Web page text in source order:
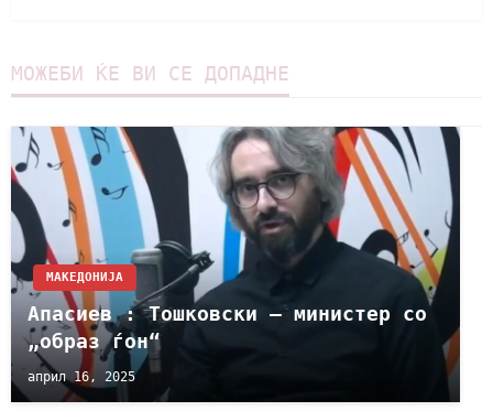
МОЖЕБИ ЌЕ ВИ СЕ ДОПАДНЕ
МАКЕДОНИЈА
Апасиев : Тошковски – министер со
„образ ѓон“
април 16, 2025